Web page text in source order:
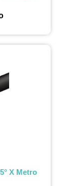
X Metro